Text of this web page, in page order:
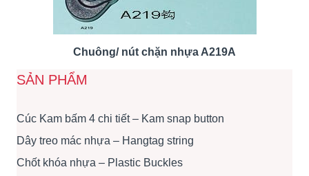
Chuông/ nút chặn nhựa A219A
SẢN PHẨM
Cúc Kam bấm 4 chi tiết – Kam snap button
Dây treo mác nhựa – Hangtag string
Chốt khóa nhựa – Plastic Buckles